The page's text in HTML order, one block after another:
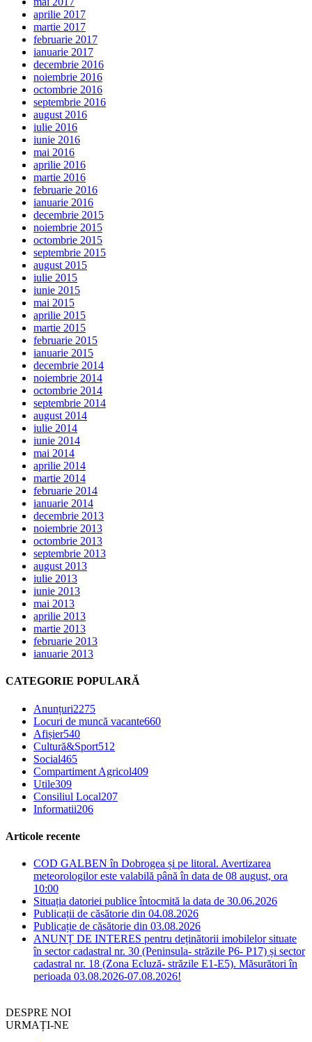
aprilie 2017
martie 2017
februarie 2017
ianuarie 2017
decembrie 2016
noiembrie 2016
octombrie 2016
septembrie 2016
august 2016
iulie 2016
iunie 2016
mai 2016
aprilie 2016
martie 2016
februarie 2016
ianuarie 2016
decembrie 2015
noiembrie 2015
octombrie 2015
septembrie 2015
august 2015
iulie 2015
iunie 2015
mai 2015
aprilie 2015
martie 2015
februarie 2015
ianuarie 2015
decembrie 2014
noiembrie 2014
octombrie 2014
septembrie 2014
august 2014
iulie 2014
iunie 2014
mai 2014
aprilie 2014
martie 2014
februarie 2014
ianuarie 2014
decembrie 2013
noiembrie 2013
octombrie 2013
septembrie 2013
august 2013
iulie 2013
iunie 2013
mai 2013
aprilie 2013
martie 2013
februarie 2013
ianuarie 2013
CATEGORIE POPULARĂ
Anunțuri2275
Locuri de muncă vacante660
Afișier540
Cultură&Sport512
Social465
Compartiment Agricol409
Utile309
Consiliul Local207
Informatii206
Articole recente
COD GALBEN în Dobrogea și pe litoral. Avertizarea
meteorologilor este valabilă până în data de 08 august, ora
10:00
Situația datoriei publice întocmită la data de 30.06.2026
Publicații de căsătorie din 04.08.2026
Publicație de căsătorie din 03.08.2026
ANUNȚ DE INTERES pentru deținătorii imobilelor situate
în sector cadastral nr. 30 (Peninsula- străzile P6- P17) și sector
cadastral nr. 18 (Zona Ecluză- străzile E1-E5). Măsurători în
perioada 03.08.2026-07.08.2026!
DESPRE NOI
URMAȚI-NE